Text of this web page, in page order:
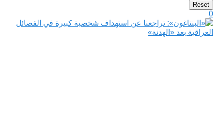
Reset
0